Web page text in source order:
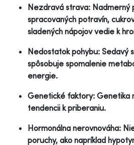
Nezdravá strava: Nadmerný
spracovaných potravín,
sladených nápojov vedie k
Nedostatok pohybu: Sedavý
spôsobuje spomalenie
energie.
Genetické faktory: Genetika
tendencii k priberaniu.
Hormonálna nerovnováha:
poruchy, ako napríklad